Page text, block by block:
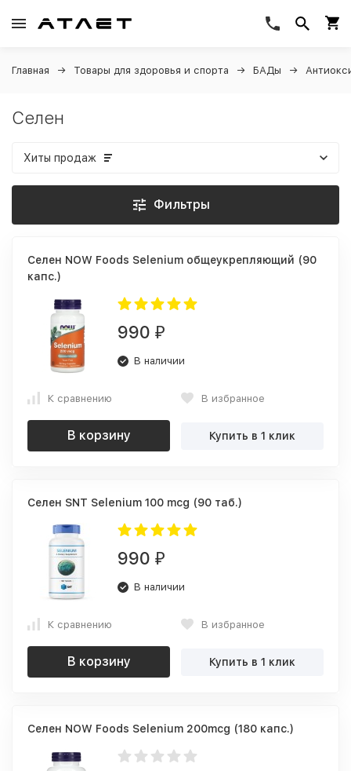
Главная Товары для здоровья и спорта БАДы
Селен
Хиты продаж
Фильтры
Селен NOW Foods Selenium общеукрепляющий (90
капс.)
990 ₽
В наличии
К сравнению В избранное
В корзину Купить в 1 клик
Селен SNT Selenium 100 mcg (90 таб.)
990 ₽
В наличии
К сравнению В избранное
В корзину Купить в 1 клик
Селен NOW Foods Selenium 200mcg (180 капс.)